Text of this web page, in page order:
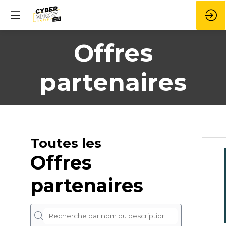
Offres
partenaires
Toutes les
Offres
partenaires